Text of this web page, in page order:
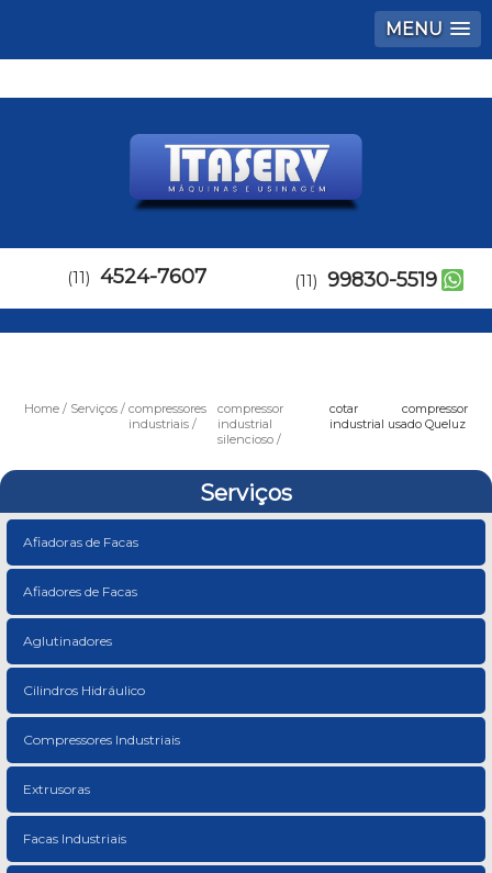
MENU
(11) 4524-7607 (11) 99830-5519
Home Serviços
compressores
industriais
compressor
industrial
silencioso
cotar compressor
industrial usado Queluz
Serviços
Afiadoras de Facas
Afiadores de Facas
Aglutinadores
Cilindros Hidráulico
Compressores Industriais
Extrusoras
Facas Industriais